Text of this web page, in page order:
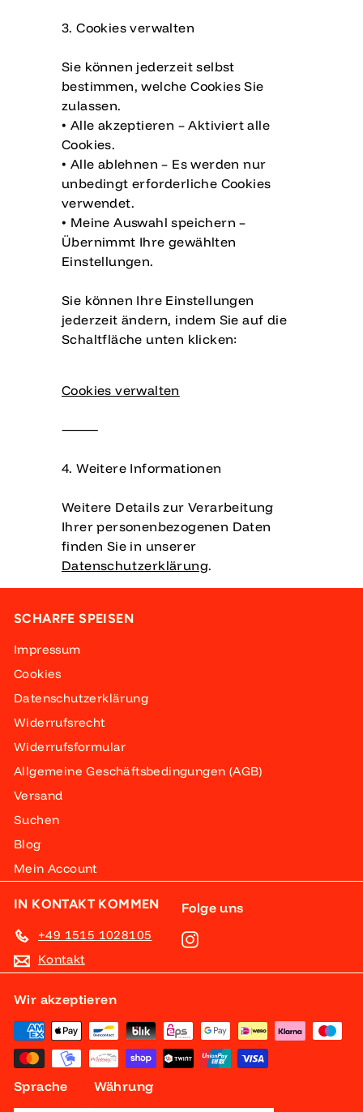
3. Cookies verwalten
Sie können jederzeit selbst
bestimmen, welche Cookies Sie
zulassen.
• Alle akzeptieren – Aktiviert alle
Cookies.
• Alle ablehnen – Es werden nur
unbedingt erforderliche Cookies
verwendet.
• Meine Auswahl speichern –
Übernimmt Ihre gewählten
Einstellungen.
Sie können Ihre Einstellungen
jederzeit ändern, indem Sie auf die
Schaltfläche unten klicken:
Cookies verwalten
⸻
4. Weitere Informationen
Weitere Details zur Verarbeitung
Ihrer personenbezogenen Daten
finden Sie in unserer
Datenschutzerklärung.
SCHARFE SPEISEN
Impressum
Cookies
Datenschutzerklärung
Widerrufsrecht
Widerrufsformular
Allgemeine Geschäftsbedingungen (AGB)
Versand
Suchen
Blog
Mein Account
IN KONTAKT KOMMEN
+49 1515 1028105
Kontakt
Folge uns
Instagram
Wir akzeptieren
Sprache Währung
Artikel anzuzeigen.